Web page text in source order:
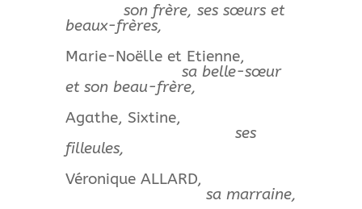
son frère, ses sœurs et
beaux-frères,
Marie-Noëlle et Etienne,
sa belle-sœur
et son beau-frère,
Agathe, Sixtine,
ses
filleules,
Véronique ALLARD,
sa marraine,